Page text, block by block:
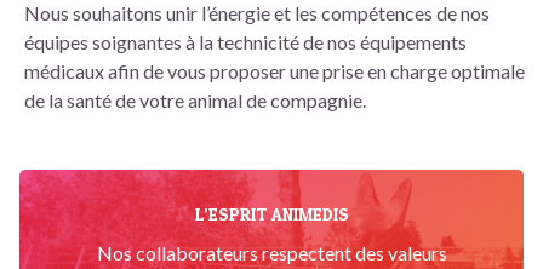
Nous souhaitons unir l’énergie et les compétences de nos
équipes soignantes à la technicité de nos équipements
médicaux afin de vous proposer une prise en charge optimale
de la santé de votre animal de compagnie.
L’ESPRIT ANIMEDIS
Nos collaborateurs respectent des valeurs